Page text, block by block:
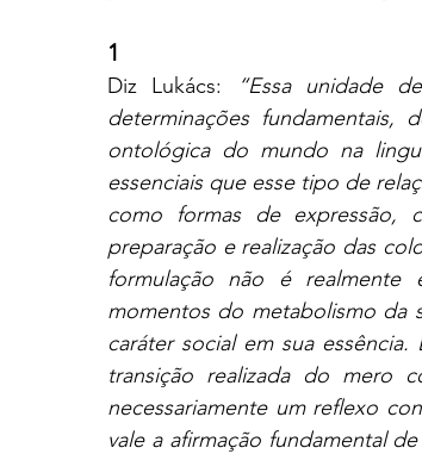
1
Diz Lukács:
“Essa unidade
determinações
ontológica do mundo na
essenciais que esse tipo de
como formas de expressão,
preparação e realização das
formulação não é
momentos do metabolismo da
caráter social em sua
transição realizada do mero
necessariamente um reflexo
vale a afirmação fundamental